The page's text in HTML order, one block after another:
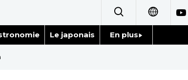
Le japonais En plus